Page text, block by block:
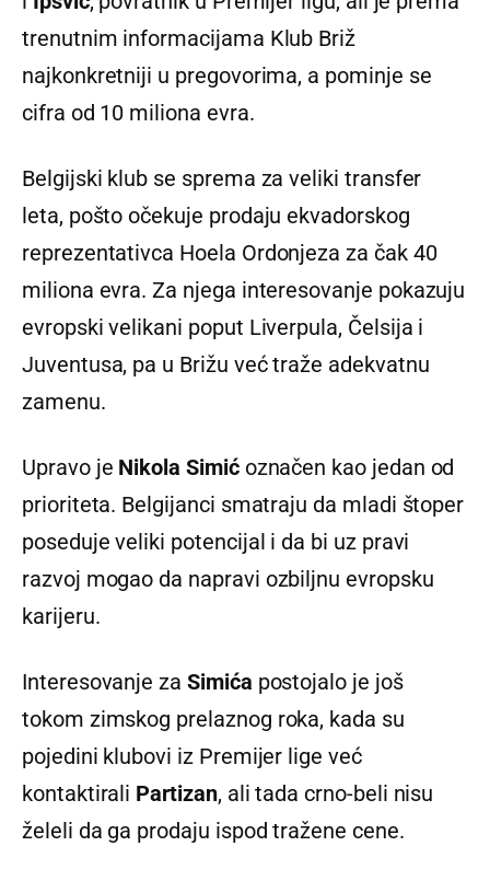
trenutnim informacijama Klub Briž
najkonkretniji u pregovorima, a pominje se
cifra od 10 miliona evra.
Belgijski klub se sprema za veliki transfer
leta, pošto očekuje prodaju ekvadorskog
reprezentativca Hoela Ordonjeza za čak 40
miliona evra. Za njega interesovanje pokazuju
evropski velikani poput Liverpula, Čelsija i
Juventusa, pa u Brižu već traže adekvatnu
zamenu.
Upravo je Nikola Simićoznačen kao jedan od
prioriteta. Belgijanci smatraju da mladi štoper
poseduje veliki potencijal i da bi uz pravi
razvoj mogao da napravi ozbiljnu evropsku
karijeru.
Interesovanje za Simića postojalo je još
tokom zimskog prelaznog roka, kada su
pojedini klubovi iz Premijer lige već
kontaktirali Partizan, ali tada crno-beli nisu
želeli da ga prodaju ispod tražene cene.